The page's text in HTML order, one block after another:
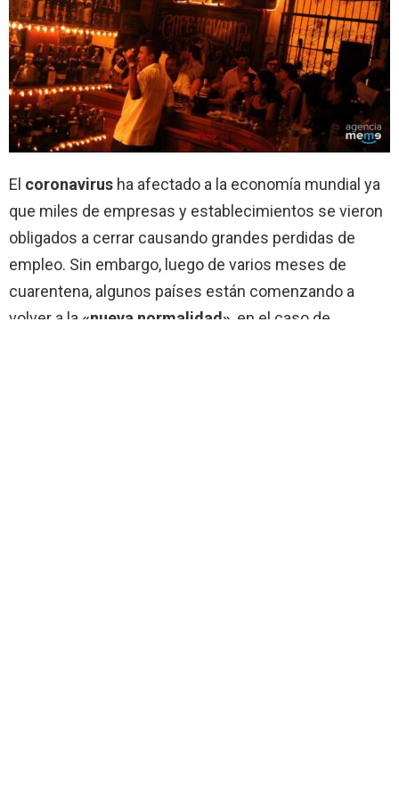
El coronavirus ha afectado a la economía mundial ya
que miles de empresas y establecimientos se vieron
obligados a cerrar causando grandes perdidas de
empleo. Sin embargo, luego de varios meses de
cuarentena, algunos países están comenzando a
volver a la «nueva normalidad» , en el caso de